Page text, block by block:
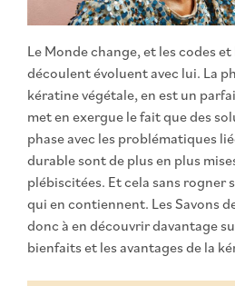
Le Monde change, et les codes
découlent évoluent avec lui. La
kératine végétale, en est un
met en exergue le fait que des
phase avec les problématiques
durable sont de plus en plus
plébiscitées. Et cela sans rogner
qui en contiennent. Les Savons
donc à en découvrir davantage
bienfaits et les avantages de la